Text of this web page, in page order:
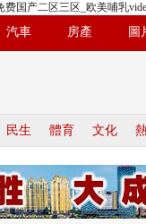
国产二区三区_欧美哺乳
汽車 房產 圖
民生 體育 文化